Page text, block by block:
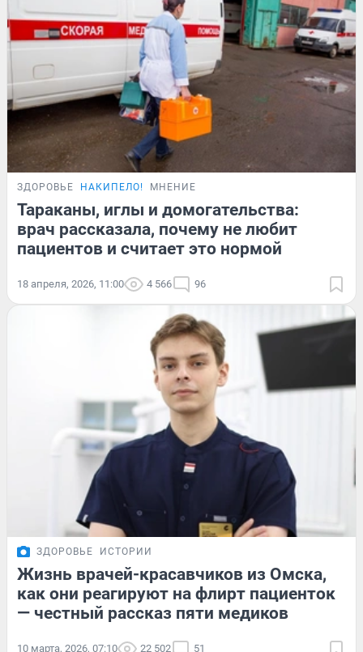
ЗДОРОВЬЕ НАКИПЕЛО! МНЕНИЕ
Тараканы, иглы и домогательства:
врач рассказала, почему не любит
пациентов и считает это нормой
18 апреля, 2026, 11:00 4 566 96
ЗДОРОВЬЕ ИСТОРИИ
Жизнь врачей-красавчиков из Омска,
как они реагируют на флирт пациенток
— честный рассказ пяти медиков
10 марта, 2026, 07:10 22 502 51